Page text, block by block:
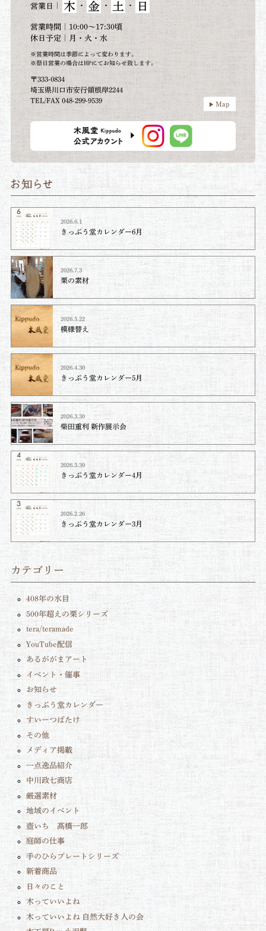
営業日 木 ・ 金 ・ 土 ・ 日
営業時間｜10:00～17:30頃
休日予定｜月・火・水
※営業時間は季節によって変わります。
※祭日営業の場合はHPにてお知らせ致します。
〒333-0834
埼玉県川口市安行領根岸2244
TEL/FAX 048-299-9539
Map
2026.6.1
きっぷう堂カレンダー6月
2026.7.3
栗の素材
2026.5.22
模様替え
2026.4.30
きっぷう堂カレンダー5月
2026.3.30
柴田重利 新作展示会
2026.3.30
きっぷう堂カレンダー4月
2026.2.26
きっぷう堂カレンダー3月
カテゴリー
408年の水目
500年超えの栗シリーズ
tera/teramade
YouTube配信
あるががまアート
イベント・催事
お知らせ
きっぷう堂カレンダー
すいーつばたけ
その他
メディア掲載
一点逸品紹介
中川政七商店
厳選素材
地域のイベント
壺いち 髙橋一郎
庭師の仕事
手のひらプレートシリーズ
新着商品
日々のこと
木っていいよね
木っていいよね 自然大好き人の会